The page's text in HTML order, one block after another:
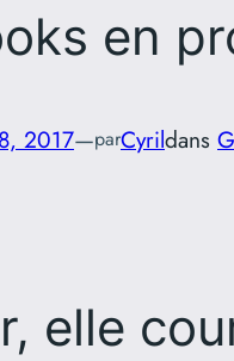
en
2017—parCyrildans
elle